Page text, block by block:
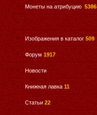
Монеты на атрибуцию 5386
Изображения в каталог 509
Форум 1917
Новости
Книжная лавка 11
Статьи 22